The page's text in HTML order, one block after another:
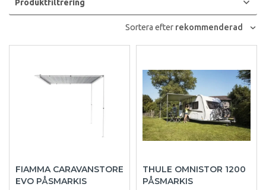
Produktfiltrering
Sortera efter rekommenderad
FIAMMA CARAVANSTORE
EVO PÅSMARKIS
THULE OMNISTOR 1200
PÅSMARKIS